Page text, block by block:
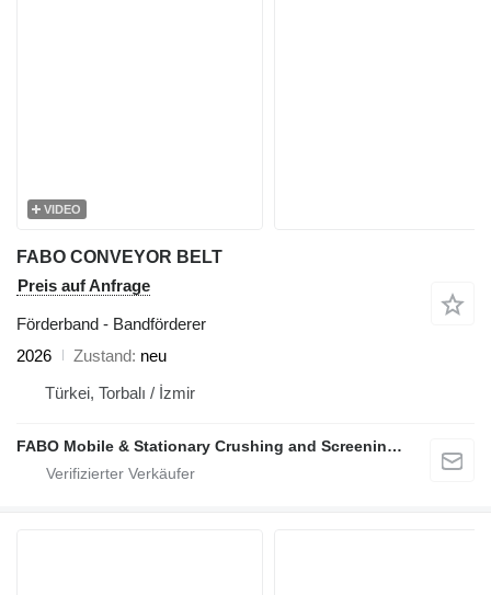
VIDEO
FABO CONVEYOR BELT
Preis auf Anfrage
Förderband - Bandförderer
2026
Zustand neu
Türkei, Torbalı / İzmir
FABO Mobile & Stationary Crushing and Screening Plants | Concrete Batching Plants Manufacturer